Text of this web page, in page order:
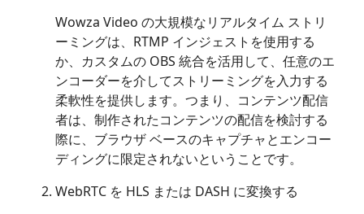
Wowza Video の大規模なリアルタイム ストリ
ーミングは、RTMP インジェストを使用する
か、カスタムの OBS 統合を活用して、任意のエ
ンコーダーを介してストリーミングを入力する
柔軟性を提供します。つまり、コンテンツ配信
者は、制作されたコンテンツの配信を検討する
際に、ブラウザ ベースのキャプチャとエンコー
ディングに限定されないということです。
WebRTC を HLS または DASH に変換する